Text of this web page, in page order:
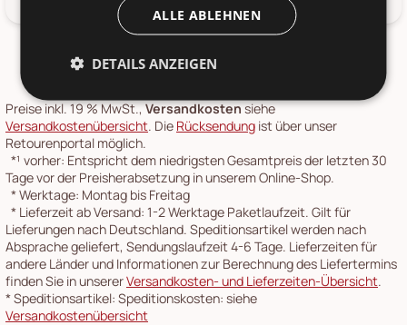
Preise inkl. 19 % MwSt.,Versandkostensiehe
Versandkostenübersicht. Die Rücksendung ist über unser
Retourenportal möglich.
*¹ vorher: Entspricht dem niedrigsten Gesamtpreis der letzten 30
Tage vor der Preisherabsetzung in unserem Online-Shop.
*Werktage: Montag bis Freitag
* Lieferzeit ab Versand: 1-2 Werktage Paketlaufzeit. Gilt für
Lieferungen nach Deutschland. Speditionsartikel werden nach
Absprache geliefert, Sendungslaufzeit 4-6 Tage. Lieferzeiten für
andere Länder und Informationen zur Berechnung des Liefertermins
finden Sie in unsererVersandkosten- und Lieferzeiten-Übersicht.
*Speditionsartikel: Speditionskosten: siehe
Versandkostenübersicht
ALLE ABLEHNEN
DETAILS ANZEIGEN